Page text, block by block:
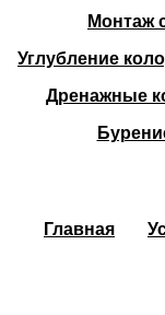
Монтаж
Углубление
Дренажные
Главная